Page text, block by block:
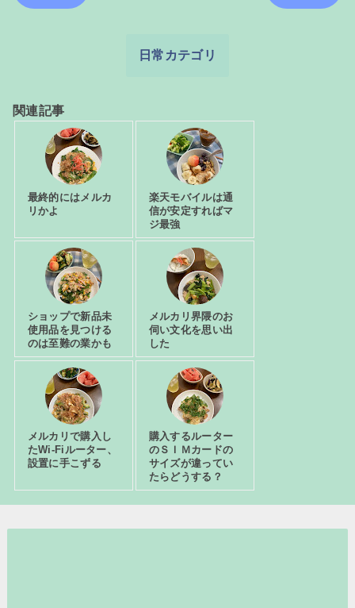
日常カテゴリ
関連記事
最終的にはメルカ
リかよ
楽天モバイルは通
信が安定すればマ
ジ最強
ショップで新品未
使用品を見つける
のは至難の業かも
メルカリ界隈のお
伺い文化を思い出
した
メルカリで購入し
たWi-Fiルーター、
設置に手こずる
購入するルーター
のＳＩＭカードの
サイズが違ってい
たらどうする？